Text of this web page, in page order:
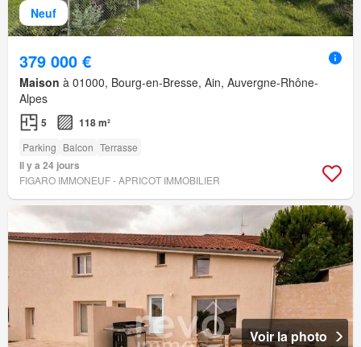
Neuf
379 000 €
Maison à 01000, Bourg-en-Bresse, Ain, Auvergne-Rhône-
Alpes
5 118 m²
Parking Balcon Terrasse
Il y a 24 jours
FIGARO IMMONEUF - APRICOT IMMOBILIER
Voir la photo